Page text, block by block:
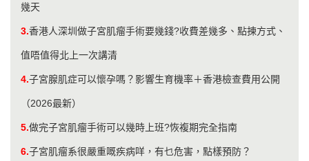
幾天
3.香港人深圳做子宮肌瘤手術要幾錢?收費差幾多、點揀方式、
值唔值得北上一次講清
4.子宮腺肌症可以懷孕嗎？影響生育機率＋香港檢查費用公開
（2026最新）
5.做完子宮肌瘤手術可以幾時上班?恢複期完全指南
6.子宮肌瘤系很嚴重嘅疾病咩，有乜危害，點樣預防？